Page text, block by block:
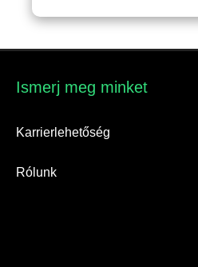
Ismerj meg minket​
Karrierlehetőség
Rólunk